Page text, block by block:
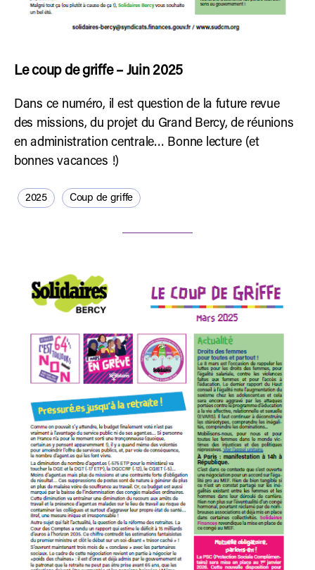
Le coup de griffe – Juin 2025
Dans ce numéro, il est question de la future revue
des missions, du projet du Grand Bercy, de réunions
en administration centrale… Bonne lecture (et
bonnes vacances !)
2025 Coup de griffe